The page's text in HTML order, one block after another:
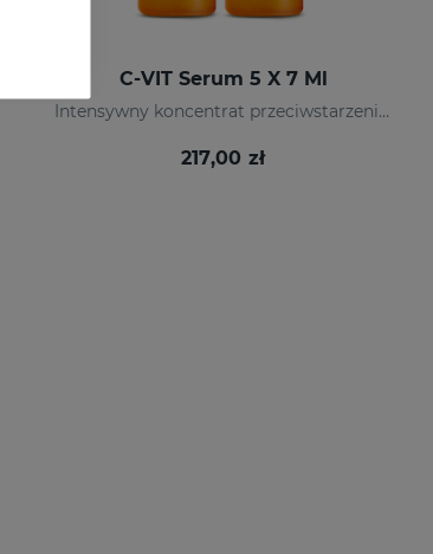
C-VIT Serum 5 X 7 Ml
Intensywny koncentrat przeciwstarzeniowy i depigmentacyjny.
217,00 zł